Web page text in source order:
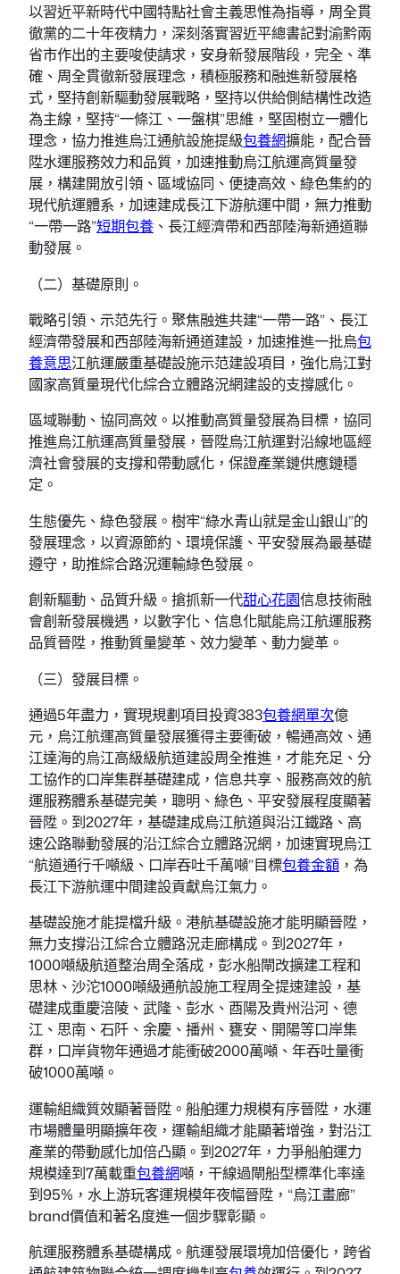
以習近平新時代中國特點社會主義思惟為指導，周全貫
徹黨的二十年夜精力，深刻落實習近平總書記對渝黔兩
省市作出的主要唆使請求，安身新發展階段，完全、準
確、周全貫徹新發展理念，積極服務和融進新發展格
式，堅持創新驅動發展戰略，堅持以供給側結構性改造
為主線，堅持“一條江、一盤棋”思維，堅固樹立一體化
理念，協力推進烏江通航設施提級包養網擴能，配合晉
陞水運服務效力和品質，加速推動烏江航運高質量發
展，構建開放引領、區域協同、便捷高效、綠色集約的
現代航運體系，加速建成長江下游航運中間，無力推動
“一帶一路”短期包養 、長江經濟帶和西部陸海新通道聯
動發展。
（二）基礎原則。
戰略引領、示范先行。聚焦融進共建“一帶一路”、長江
經濟帶發展和西部陸海新通道建設，加速推進一批烏包
養意思江航運嚴重基礎設施示范建設項目，強化烏江對
國家高質量現代化綜合立體路況網建設的支撐感化。
區域聯動、協同高效。以推動高質量發展為目標，協同
推進烏江航運高質量發展，晉陞烏江航運對沿線地區經
濟社會發展的支撐和帶動感化，保證產業鏈供應鏈穩
定。
生態優先、綠色發展。樹牢“綠水青山就是金山銀山”的
發展理念，以資源節約、環境保護、平安發展為最基礎
遵守，助推綜合路況運輸綠色發展。
創新驅動、品質升級。搶抓新一代甜心花園信息技術融
會創新發展機遇，以數字化、信息化賦能烏江航運服務
品質晉陞，推動質量變革、效力變革、動力變革。
（三）發展目標。
通過5年盡力，實現規劃項目投資383包養網單次億
元，烏江航運高質量發展獲得主要衝破，暢通高效、通
江達海的烏江高級級航道建設周全推進，才能充足、分
工協作的口岸集群基礎建成，信息共享、服務高效的航
運服務體系基礎完美，聰明、綠色、平安發展程度顯著
晉陞。到2027年，基礎建成烏江航道與沿江鐵路、高
速公路聯動發展的沿江綜合立體路況網，加速實現烏江
“航道通行千噸級、口岸吞吐千萬噸”目標包養金額 ，為
長江下游航運中間建設貢獻烏江氣力。
基礎設施才能提檔升級。港航基礎設施才能明顯晉陞，
無力支撐沿江綜合立體路況走廊構成。到2027年，
1000噸級航道整治周全落成，彭水船閘改擴建工程和
思林、沙沱1000噸級通航設施工程周全提速建設，基
礎建成重慶涪陵、武隆、彭水、酉陽及貴州沿河、德
江、思南、石阡、余慶、播州、甕安、開陽等口岸集
群，口岸貨物年通過才能衝破2000萬噸、年吞吐量衝
破1000萬噸。
運輸組織質效顯著晉陞。船舶運力規模有序晉陞，水運
市場體量明顯擴年夜，運輸組織才能顯著增強，對沿江
產業的帶動感化加倍凸顯。到2027年，力爭船舶運力
規模達到7萬載重包養網噸，干線過閘船型標準化率達
到95%，水上游玩客運規模年夜幅晉陞，“烏江畫廊”
brand價值和著名度進一個步驟彰顯。
航運服務體系基礎構成。航運發展環境加倍優化，跨省